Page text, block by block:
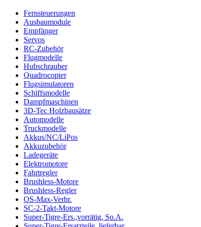
Fernsteuerungen
Ausbaumodule
Empfänger
Servos
RC-Zubehör
Flugmodelle
Hubschrauber
Quadrocopter
Flugsimulatoren
Schiffsmodelle
Dampfmaschinen
3D-Tec Holzbausätze
Automodelle
Truckmodelle
Akkus/NC/LiPos
Akkuzubehör
Ladegeräte
Elektromotore
Fahrtregler
Brushless-Motore
Brushless-Regler
OS-Max-Verbr.
SC-2-Takt-Motore
Super-Tigre-Ers.,vorrätig, So.A.